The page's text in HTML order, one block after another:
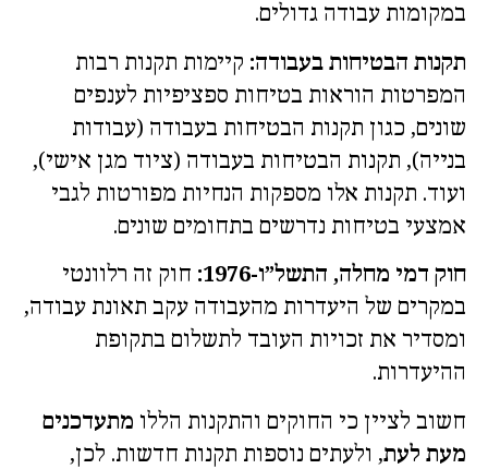
במקומות עבודה גדולים.
תקנות הבטיחות בעבודה: קיימות תקנות רבות
המפרטות הוראות בטיחות ספציפיות לענפים
שונים, כגון תקנות הבטיחות בעבודה (עבודות
בנייה), תקנות הבטיחות בעבודה (ציוד מגן אישי),
ועוד. תקנות אלו מספקות הנחיות מפורטות לגבי
אמצעי בטיחות נדרשים בתחומים שונים.
חוק דמי מחלה, התשל”ו-1976:
חוק זה רלוונטי
במקרים של היעדרות מהעבודה עקב תאונת עבודה,
ומסדיר את זכויות העובד לתשלום בתקופת
ההיעדרות.
חשוב לציין כי החוקים והתקנות הללו מתעדכנים
מעת לעת, ולעתים נוספות תקנות חדשות. לכן,